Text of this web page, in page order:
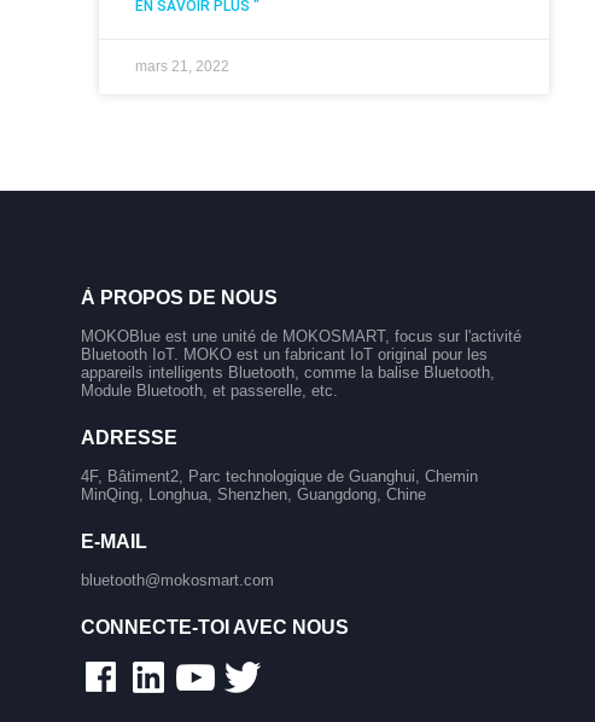
EN SAVOIR PLUS "
mars 21, 2022
À PROPOS DE NOUS
MOKOBlue est une unité de MOKOSMART, focus sur l'activité
Bluetooth IoT. MOKO est un fabricant IoT original pour les
appareils intelligents Bluetooth, comme la balise Bluetooth,
Module Bluetooth, et passerelle, etc.
ADRESSE
4F, Bâtiment2, Parc technologique de Guanghui, Chemin
MinQing, Longhua, Shenzhen, Guangdong, Chine
E-MAIL
bluetooth@mokosmart.com
CONNECTE-TOI AVEC NOUS